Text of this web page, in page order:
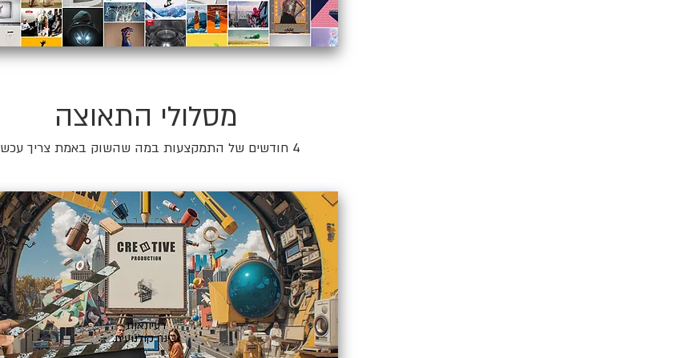
מסלולי התאוצה
4 חודשים של התמקצעות במה שהשוק באמת צריך עכשיו.
🎬
רעיונאות
ובינה קולנועית.